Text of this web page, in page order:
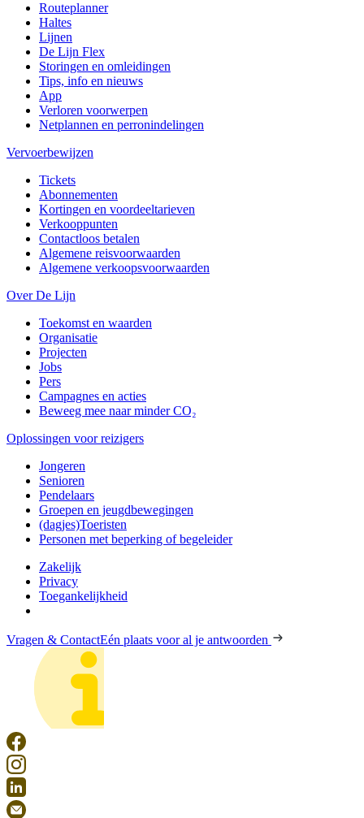
Routeplanner
Haltes
Lijnen
De Lijn Flex
Storingen en omleidingen
Tips, info en nieuws
App
Verloren voorwerpen
Netplannen en perronindelingen
Vervoerbewijzen
Tickets
Abonnementen
Kortingen en voordeeltarieven
Verkooppunten
Contactloos betalen
Algemene reisvoorwaarden
Algemene verkoopsvoorwaarden
Over De Lijn
Toekomst en waarden
Organisatie
Projecten
Jobs
Pers
Campagnes en acties
Beweeg mee naar minder CO₂
Oplossingen voor reizigers
Jongeren
Senioren
Pendelaars
Groepen en jeugdbewegingen
(dagjes)Toeristen
Personen met beperking of begeleider
Zakelijk
Privacy
Toegankelijkheid
Vragen & ContactEén plaats voor al je antwoorden